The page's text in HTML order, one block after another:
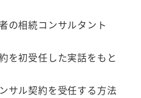
の相続コンサルタント
を初受任した実話をもと
サル契約を受任する方法